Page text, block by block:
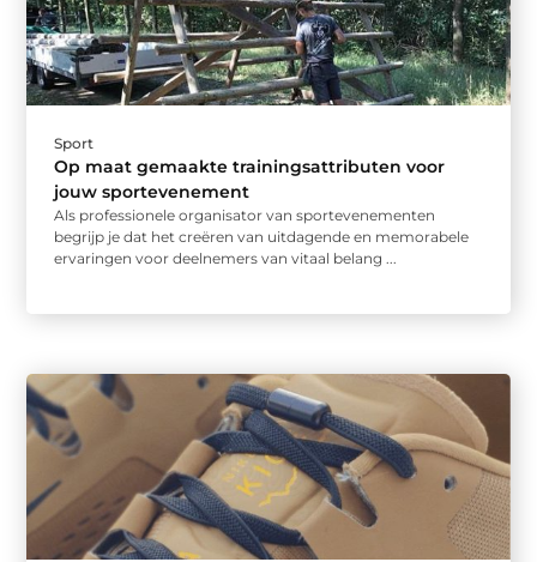
Sport
Op maat gemaakte trainingsattributen voor
jouw sportevenement
Als professionele organisator van sportevenementen
begrijp je dat het creëren van uitdagende en memorabele
ervaringen voor deelnemers van vitaal belang ...